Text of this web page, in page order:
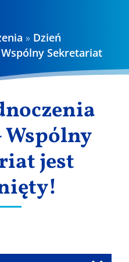
» Dzień
Sekretariat
Wspólny
jest